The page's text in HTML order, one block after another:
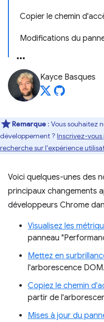
Copier le chemin
Modifications du
Kayce Basques
Remarque : Vous souhaitez
développement ? Inscrivez-
recherche sur l'expérience
Voici quelques-unes des
principaux changements
développeurs Chrome
Visualisez les
panneau
Mettez en
l'arborescence DOM.
Copiez le chemin
partir de
Mises à jour du